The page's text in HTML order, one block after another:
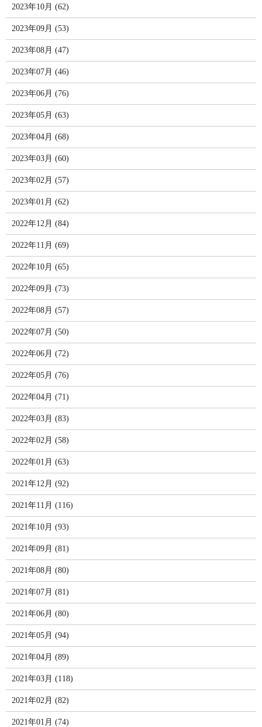
2023年10月 (62)
2023年09月 (53)
2023年08月 (47)
2023年07月 (46)
2023年06月 (76)
2023年05月 (63)
2023年04月 (68)
2023年03月 (60)
2023年02月 (57)
2023年01月 (62)
2022年12月 (84)
2022年11月 (69)
2022年10月 (65)
2022年09月 (73)
2022年08月 (57)
2022年07月 (50)
2022年06月 (72)
2022年05月 (76)
2022年04月 (71)
2022年03月 (83)
2022年02月 (58)
2022年01月 (63)
2021年12月 (92)
2021年11月 (116)
2021年10月 (93)
2021年09月 (81)
2021年08月 (80)
2021年07月 (81)
2021年06月 (80)
2021年05月 (94)
2021年04月 (89)
2021年03月 (118)
2021年02月 (82)
2021年01月 (74)